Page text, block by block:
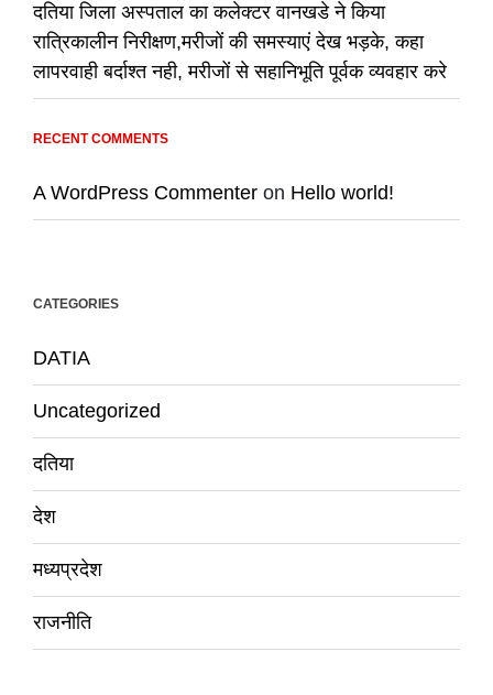
दतिया जिला अस्पताल का कलेक्टर वानखडे ने किया
रात्रिकालीन निरीक्षण,मरीजों की समस्याएं देख भड़के, कहा
लापरवाही बर्दाश्त नही, मरीजों से सहानिभूति पूर्वक व्यवहार करे
RECENT COMMENTS
A WordPress Commenter on Hello world!
CATEGORIES
DATIA
Uncategorized
दतिया
देश
मध्यप्रदेश
राजनीति